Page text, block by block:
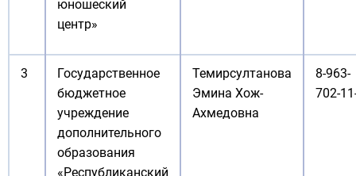
юношеский
центр»
3
Государственное
бюджетное
учреждение
дополнительного
образования
«Республиканский
Темирсултанова
Эмина Хож-
Ахмедовна
8-963-
702-